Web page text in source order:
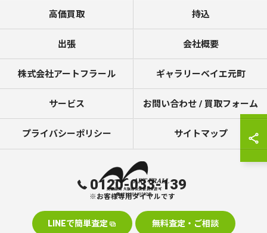
0120-033-139
※お客様専用ダイヤルです
LINEで簡単査定 無料査定・ご相談
高価買取 持込
出張 会社概要
株式会社アートフラール ギャラリーベイエ元町
サービス お問い合わせ / 買取フォーム
プライバシーポリシー サイトマップ
© 2026 美術品の買取なら株式会社アートフラール ALL RIGHTS RESERVED.